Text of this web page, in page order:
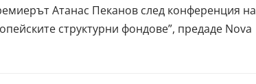
Атанас Пеканов след конференция на
структурни фондове”, предаде Nova